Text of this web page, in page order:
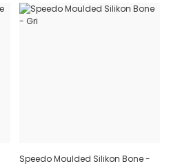
Speedo Moulded Silikon Bone -